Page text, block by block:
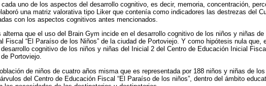
uno de los aspectos del desarrollo cognitivo, es decir, memoria, concentración,
una matriz valorativa tipo Liker que contenía como indicadores las destrezas del
con los aspectos cognitivos antes mencionados.
que el uso del Brain Gym incide en el desarrollo cognitivo de los niños y niñas de
Fiscal “El Paraíso de los Niños” de la ciudad de Portoviejo. Y como hipótesis nula que,
cognitivo de los niños y niñas del Inicial 2 del Centro de Educación Inicial
Portoviejo.
de niños de cuatro años misma que es representada por 188 niños y niñas de
del Centro de Educación Fiscal “El Paraíso de los niños”, dentro del ámbito